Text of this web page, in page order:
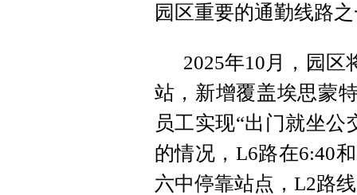
园区重要的通勤线路
2025年10月，园
站，新增覆盖埃思蒙
员工实现“出门就坐
的情况，L6路在6:40
六中停靠站点，L2路